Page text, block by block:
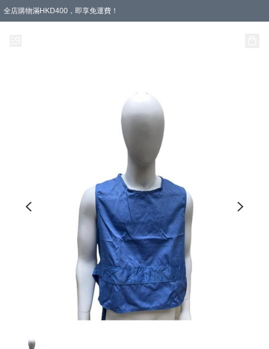
全店購物滿HKD400，即享免運費！